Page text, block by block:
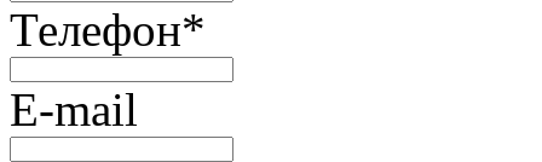
Телефон*
E-mail